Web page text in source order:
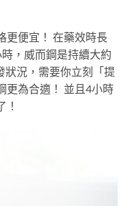
更便宜！ 在藥效時長
，威而鋼是持續大約
狀況，需要你立刻「提
更為合適！ 並且4小時
！